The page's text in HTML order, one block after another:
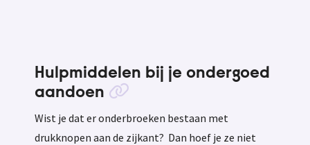
Hulpmiddelen bij je ondergoed
aandoen
Wist je dat er onderbroeken bestaan met
drukknopen aan de zijkant? Dan hoef je ze niet